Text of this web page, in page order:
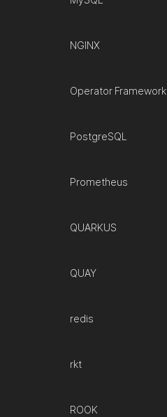
NGINX
Operator Framework
PostgreSQL
Prometheus
QUARKUS
QUAY
redis
rkt
ROOK